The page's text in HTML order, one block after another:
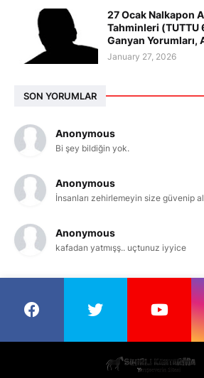
27 Ocak Nalkapon
Tahminleri (TUTTU
Ganyan Yorumları,
January 27, 2026
SON YORUMLAR
Anonymous
Bi şey bildiğin yok.
Anonymous
İnsanları zehirlemeyin size güvenip
Anonymous
kafadan yatmışş.. uçtunuz iyyice